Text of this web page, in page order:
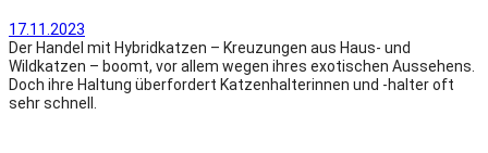
17.11.2023
Der Handel mit Hybridkatzen – Kreuzungen aus Haus- und
Wildkatzen – boomt, vor allem wegen ihres exotischen Aussehens.
Doch ihre Haltung überfordert Katzenhalterinnen und -halter oft
sehr schnell.